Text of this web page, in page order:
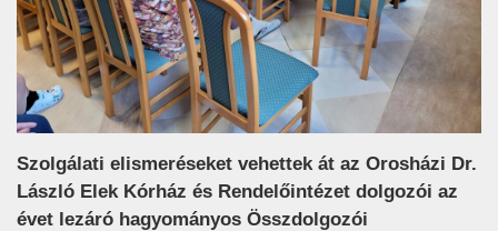
Szolgálati elismeréseket vehettek át az Orosházi Dr.
László Elek Kórház és Rendelőintézet dolgozói az
évet lezáró hagyományos Összdolgozói